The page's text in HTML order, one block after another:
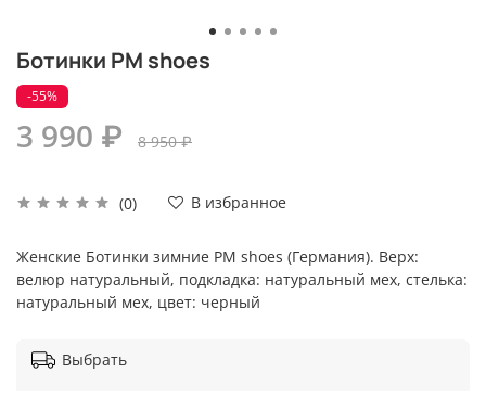
Ботинки PM shoes
(0) В избранное
-55%
3 990 ₽ 8 950 ₽
Женские Ботинки зимние PM shoes (Германия). Верх:
велюр натуральный, подкладка: натуральный мех, стелька:
натуральный мех, цвет: черный
Выбрать